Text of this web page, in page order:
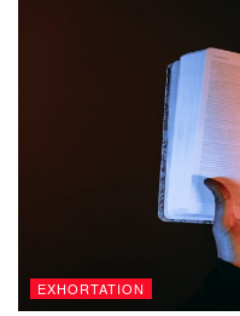
EXHORTATION